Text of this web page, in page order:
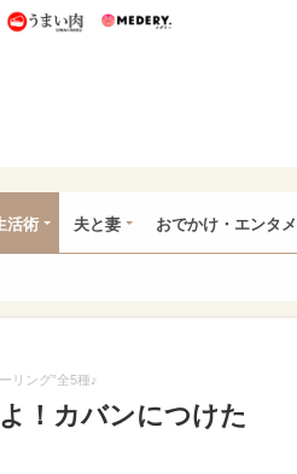
うまいパン うまい肉
活術 夫と妻 おでかけ・エンタメ
リング”全5種♪
！カバンにつけた